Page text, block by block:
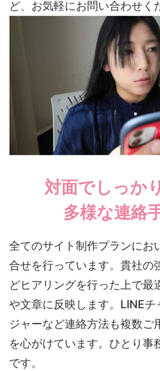
ど、お気軽にお問い合わせく
対面でしっか
多様な連絡
全てのサイト制作プランにお
合せを行っています。貴社の
どヒアリングを行った上で最
や文章に反映します。LINE
ジャーなど連絡方法も複数
を心がけています。ひとり事
です。